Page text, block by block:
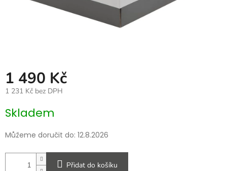
1 490 Kč
1 231 Kč bez DPH
cena:
Skladem
Můžeme doručit do: 12.8.2026
Přidat do košíku